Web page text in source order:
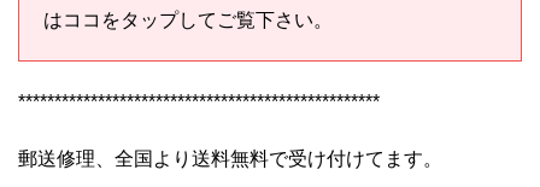
はココをタップしてご覧下さい。
**************************************************
郵送修理、全国より送料無料で受け付けてます。